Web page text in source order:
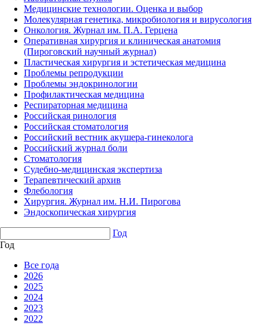
Медицинские технологии. Оценка и выбор
Молекулярная генетика, микробиология и вирусология
Онкология. Журнал им. П.А. Герцена
Оперативная хирургия и клиническая анатомия
(Пироговский научный журнал)
Пластическая хирургия и эстетическая медицина
Проблемы репродукции
Проблемы эндокринологии
Профилактическая медицина
Респираторная медицина
Российская ринология
Российская стоматология
Российский вестник акушера-гинеколога
Российский журнал боли
Стоматология
Судебно-медицинская экспертиза
Терапевтический архив
Флебология
Хирургия. Журнал им. Н.И. Пирогова
Эндоскопическая хирургия
Год
Год
Все года
2026
2025
2024
2023
2022